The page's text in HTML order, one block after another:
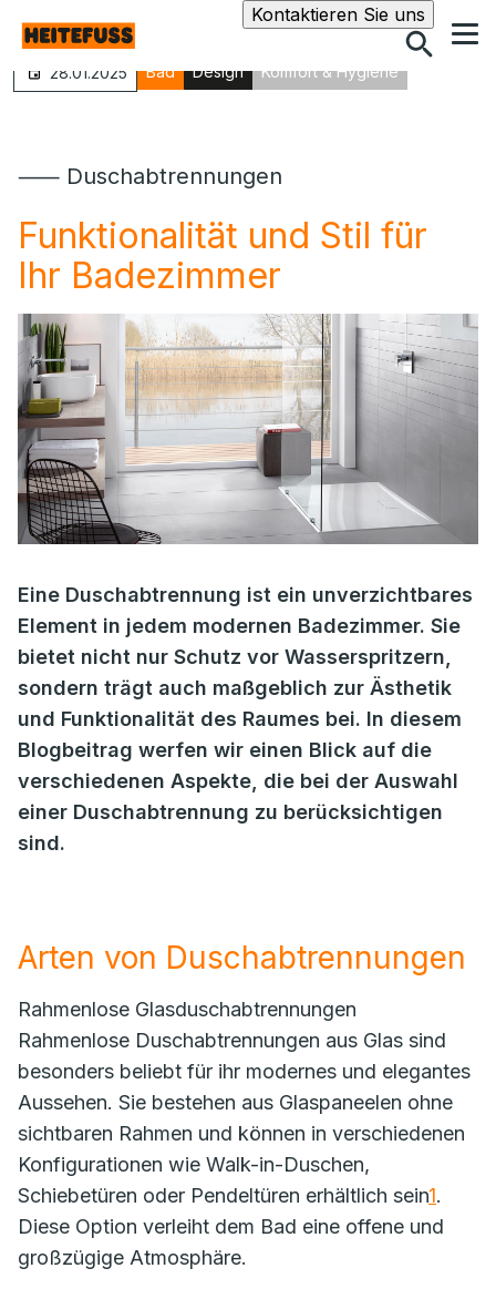
Kontaktieren Sie unsSuche
28.01.2025 Bad Design Komfort & Hygiene
⸺ Duschabtrennungen
Funktionalität und Stil für
Ihr Badezimmer
Eine Duschabtrennung ist ein unverzichtbares
Element in jedem modernen Badezimmer. Sie
bietet nicht nur Schutz vor Wasserspritzern,
sondern trägt auch maßgeblich zur Ästhetik
und Funktionalität des Raumes bei. In diesem
Blogbeitrag werfen wir einen Blick auf die
verschiedenen Aspekte, die bei der Auswahl
einer Duschabtrennung zu berücksichtigen
sind.
Arten von Duschabtrennungen
Rahmenlose Glasduschabtrennungen
Rahmenlose Duschabtrennungen aus Glas sind
besonders beliebt für ihr modernes und elegantes
Aussehen. Sie bestehen aus Glaspaneelen ohne
sichtbaren Rahmen und können in verschiedenen
Konfigurationen wie Walk-in-Duschen,
Schiebetüren oder Pendeltüren erhältlich sein1.
Diese Option verleiht dem Bad eine offene und
großzügige Atmosphäre.